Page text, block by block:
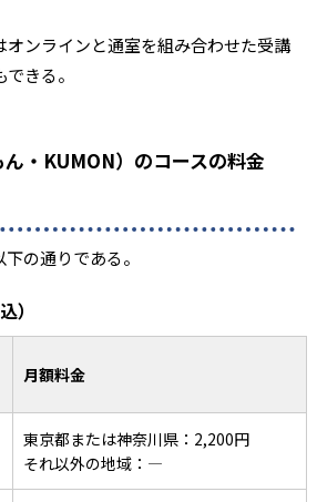
オンラインと通室を組み合わせた受講
きる。
・KUMON）のコースの料金
の通りである。
）
月額料金
東京都または神奈川県：2,200円
それ以外の地域：―